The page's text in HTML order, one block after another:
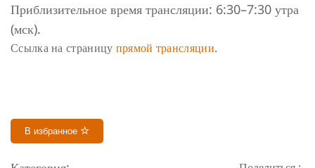
Приблизительное время трансляции: 6:30–7:30 утра
(мск).
Ссылка на страницу прямой трансляции.
В избранное